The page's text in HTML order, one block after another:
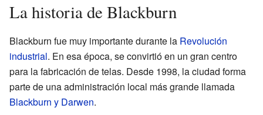
La historia de Blackburn
Blackburn fue muy importante durante la Revolución
industrial. En esa época, se convirtió en un gran centro
para la fabricación de telas. Desde 1998, la ciudad forma
parte de una administración local más grande llamada
Blackburn y Darwen.